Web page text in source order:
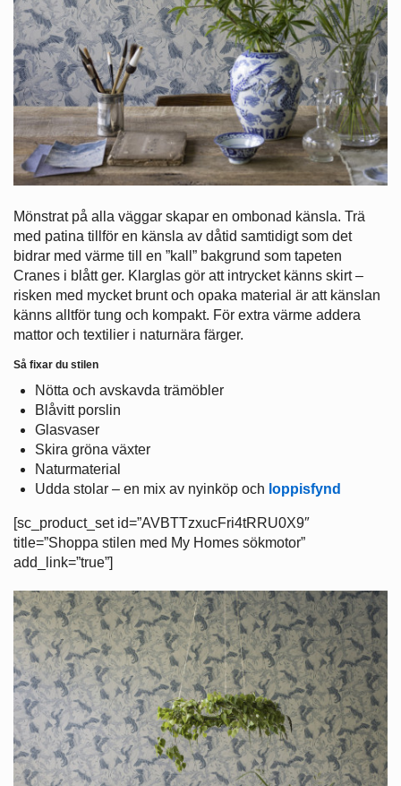
Mönstrat på alla väggar skapar en ombonad känsla. Trä
med patina tillför en känsla av dåtid samtidigt som det
bidrar med värme till en ”kall” bakgrund som tapeten
Cranes i blått ger. Klarglas gör att intrycket känns skirt –
risken med mycket brunt och opaka material är att känslan
känns alltför tung och kompakt. För extra värme addera
mattor och textilier i naturnära färger.
Så fixar du stilen
Nötta och avskavda trämöbler
Blåvitt porslin
Glasvaser
Skira gröna växter
Naturmaterial
Udda stolar – en mix av nyinköp och loppisfynd
[sc_product_set id=”AVBTTzxucFri4tRRU0X9″
title=”Shoppa stilen med My Homes sökmotor”
add_link=”true”]